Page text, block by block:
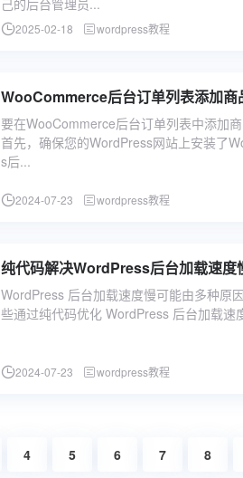
己的后台管理员...
2025-02-18 wordpress教程
WooCommerce后台订单列表添加商
要在WooCommerce后台订单列表中添加
首先，确保您的WordPress网站上安装了
s后...
2024-07-23 wordpress教程
纯代码解决WordPress后台加载速度
WordPress 后台加载速度慢可能由多种原
些通过纯代码优化 WordPress 后台加载
2024-07-23 wordpress教程
4 5 6 7 8